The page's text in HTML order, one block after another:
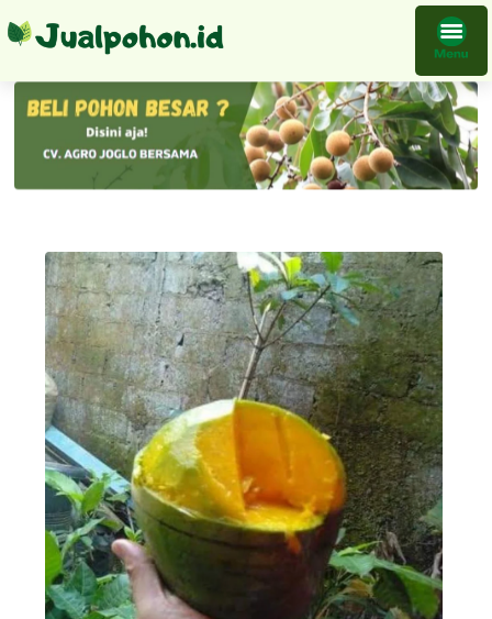
Bibit Mangga Kelapa Bisa Grosir